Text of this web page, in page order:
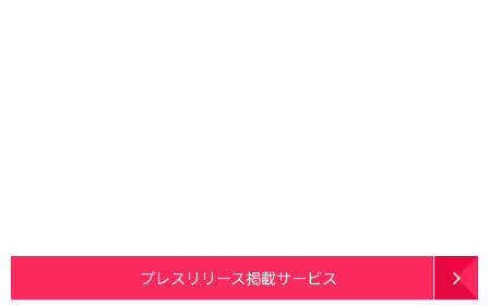
プレスリリース掲載サービス